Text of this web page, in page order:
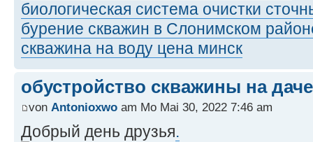
биологическая система очистки
бурение скважин в Слонимском
скважина на воду цена минск
обустройство скважины на даче
von Antonioxwo am Mo Mai 30, 2022 7:46 am
Добрый день друзья.